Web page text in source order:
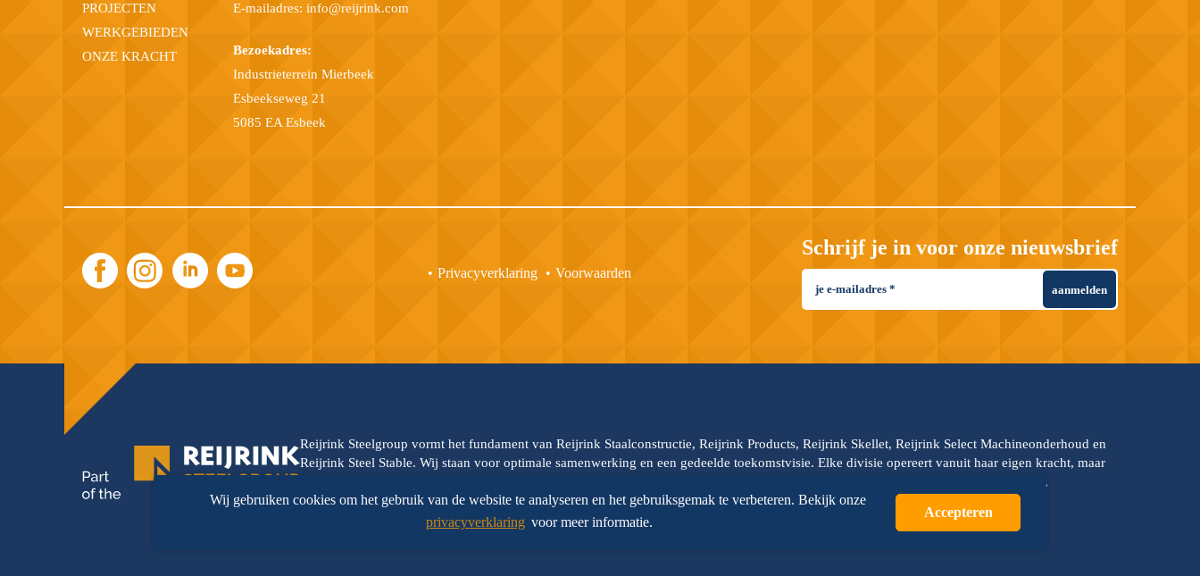
Wij gebruiken cookies om het gebruik van de website te analyseren en het gebruiksgemak te verbeteren. Bekijk onze
privacyverklaring voor meer informatie.
Accepteren
PROJECTEN
WERKGEBIEDEN
ONZE KRACHT
E-mailadres: info@reijrink.com
Bezoekadres:
Industrieterrein Mierbeek
Esbeekseweg 21
5085 EA Esbeek
Privacyverklaring Voorwaarden
Schrijf je in voor onze nieuwsbrief
aanmelden
Reijrink Steelgroup vormt het fundament van Reijrink Staalconstructie, Reijrink Products, Reijrink Skellet, Reijrink Select Machineonderhoud en
Reijrink Steel Stable. Wij staan voor optimale samenwerking en een gedeelde toekomstvisie. Elke divisie opereert vanuit haar eigen kracht, maar
wordt versterkt door de onderlinge samenwerking. Reijrink Steelgroup en al haar divisies hanteren dezelfde kernwaarden: teamkracht,
professionaliteit, familiebedrijf, innovatie, en oplossingsgericht denken. Daar kunt u op bouwen —We steel the future